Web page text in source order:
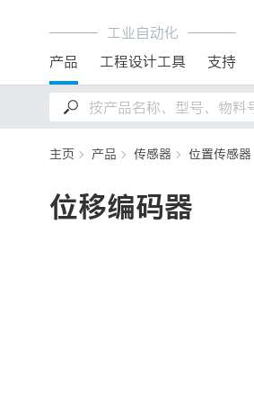
工业自动化
产品
工程设计工具 支持
主页 产品 传感器 位置传感器
位移编码器